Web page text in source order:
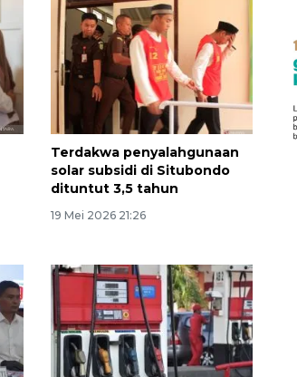
Terdakwa penyalahgunaan
solar subsidi di Situbondo
dituntut 3,5 tahun
19 Mei 2026 21:26